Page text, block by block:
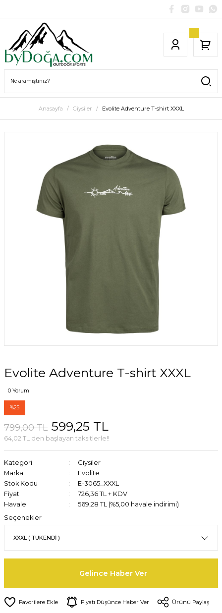
Anasayfa Giysiler Evolite Adventure T-shirt XXXL
Evolite Adventure T-shirt XXXL
0 Yorum
%25
799,00 TL 599,25 TL
64,02 TL den başlayan taksitlerle!!
Kategori
Giysiler
Marka
Evolite
Stok Kodu
E-3065_XXXL
Fiyat
726,36 TL + KDV
Havale
569,28 TL (%5,00 havale indirimi)
Seçenekler
Gelince Haber Ver
Fiyatı Düşünce Haber Ver Ürünü Paylaş